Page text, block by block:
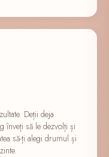
Deții deja
înveți să le dezvolți și
să-ți alegi drumul și